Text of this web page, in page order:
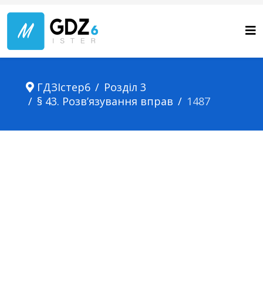
ГДЗІстер6
Розділ 3
§ 43. Розв’язування вправ
1487